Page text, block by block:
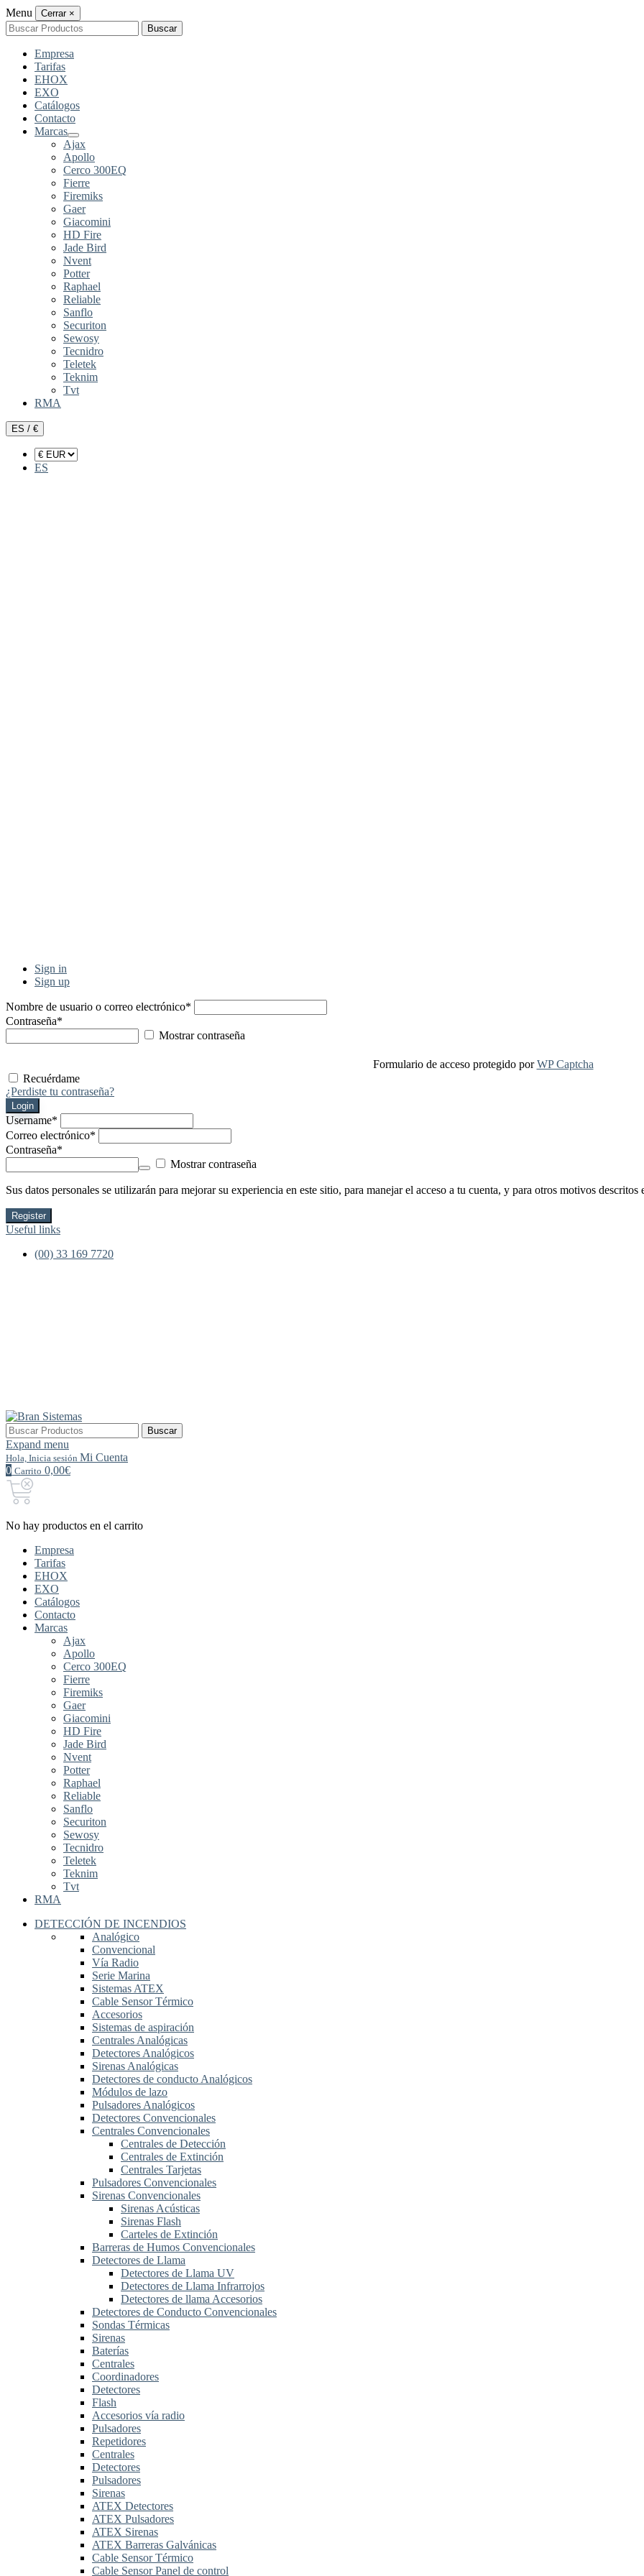
Menu Cerrar ×
Buscar
por:
Buscar
Empresa
Tarifas
EHOX
EXO
Catálogos
Contacto
Marcas
Ajax
Apollo
Cerco 300EQ
Fierre
Firemiks
Gaer
Giacomini
HD Fire
Jade Bird
Nvent
Potter
Raphael
Reliable
Sanflo
Securiton
Sewosy
Tecnidro
Teletek
Teknim
Tvt
RMA
ES / €
ES
Sign in
Sign up
Nombre de usuario o correo electrónico*
Contraseña*
Mostrar contraseña
Formulario de acceso protegido porWP Captcha
Recuérdame
¿Perdiste tu contraseña?
Login
Username*
Correo electrónico*
Contraseña*
Mostrar contraseña
Sus datos personales se utilizarán para mejorar su experiencia en este sitio, para manejar el acceso a tu cuenta, y para otros motivos descritos
Register
Useful links
(00) 33 169 7720
Buscar
por:
Buscar
Expand menu
Hola, Inicia sesión Mi Cuenta
0 Carrito 0,00€
No hay productos en el carrito
Empresa
Tarifas
EHOX
EXO
Catálogos
Contacto
Marcas
Ajax
Apollo
Cerco 300EQ
Fierre
Firemiks
Gaer
Giacomini
HD Fire
Jade Bird
Nvent
Potter
Raphael
Reliable
Sanflo
Securiton
Sewosy
Tecnidro
Teletek
Teknim
Tvt
RMA
DETECCIÓN DE INCENDIOS
Analógico
Convencional
Vía Radio
Serie Marina
Sistemas ATEX
Cable Sensor Térmico
Accesorios
Sistemas de aspiración
Centrales Analógicas
Detectores Analógicos
Sirenas Analógicas
Detectores de conducto Analógicos
Módulos de lazo
Pulsadores Analógicos
Detectores Convencionales
Centrales Convencionales
Centrales de Detección
Centrales de Extinción
Centrales Tarjetas
Pulsadores Convencionales
Sirenas Convencionales
Sirenas Acústicas
Sirenas Flash
Carteles de Extinción
Barreras de Humos Convencionales
Detectores de Llama
Detectores de Llama UV
Detectores de Llama Infrarrojos
Detectores de llama Accesorios
Detectores de Conducto Convencionales
Sondas Térmicas
Sirenas
Baterías
Centrales
Coordinadores
Detectores
Flash
Accesorios vía radio
Pulsadores
Repetidores
Centrales
Detectores
Pulsadores
Sirenas
ATEX Detectores
ATEX Pulsadores
ATEX Sirenas
ATEX Barreras Galvánicas
Cable Sensor Térmico
Cable Sensor Panel de control